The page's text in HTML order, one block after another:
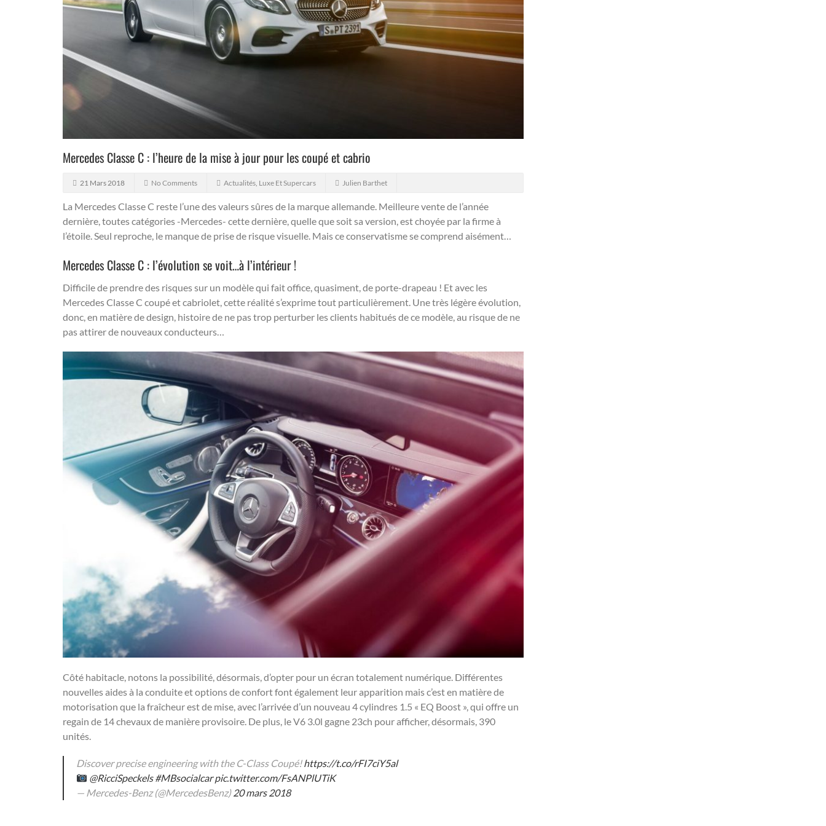
Mercedes Classe C : l’heure de la mise à jour pour les coupé et cabrio
21 Mars 2018 No Comments Actualités, Luxe Et Supercars Julien Barthet
La Mercedes Classe C reste l’une des valeurs sûres de la marque allemande. Meilleure vente de l’année
dernière, toutes catégories -Mercedes- cette dernière, quelle que soit sa version, est choyée par la firme à
l’étoile. Seul reproche, le manque de prise de risque visuelle. Mais ce conservatisme se comprend aisément…
Mercedes Classe C : l’évolution se voit…à l’intérieur !
Difficile de prendre des risques sur un modèle qui fait office, quasiment, de porte-drapeau ! Et avec les
Mercedes Classe C coupé et cabriolet, cette réalité s’exprime tout particulièrement. Une très légère évolution,
donc, en matière de design, histoire de ne pas trop perturber les clients habitués de ce modèle, au risque de ne
pas attirer de nouveaux conducteurs…
Côté habitacle, notons la possibilité, désormais, d’opter pour un écran totalement numérique. Différentes
nouvelles aides à la conduite et options de confort font également leur apparition mais c’est en matière de
motorisation que la fraîcheur est de mise, avec l’arrivée d’un nouveau 4 cylindres 1.5 « EQ Boost », qui offre un
regain de 14 chevaux de manière provisoire. De plus, le V6 3.0l gagne 23ch pour afficher, désormais, 390
unités.
Discover precise engineering with the C-Class Coupé!https://t.co/rFI7ciY5al
@RicciSpeckels#MBsocialcarpic.twitter.com/FsANPlUTiK
— Mercedes-Benz (@MercedesBenz)20 mars 2018